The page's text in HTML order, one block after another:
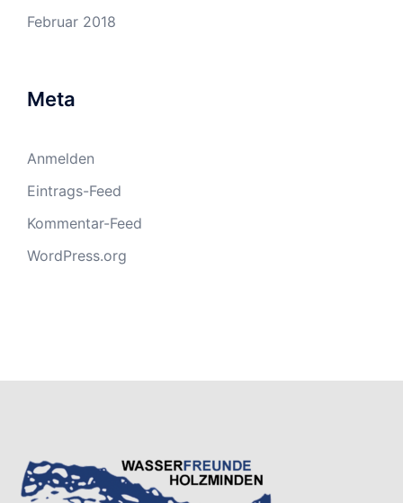
Februar 2018
Meta
Anmelden
Eintrags-Feed
Kommentar-Feed
WordPress.org